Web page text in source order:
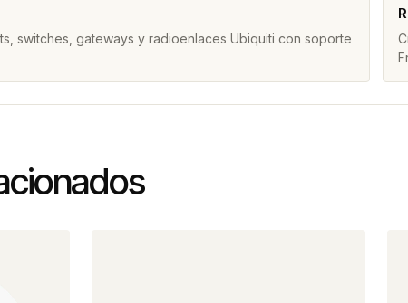
switches, gateways y radioenlaces Ubiquiti con soporte